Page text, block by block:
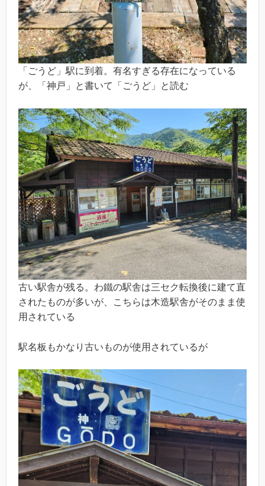
「ごうど」駅に到着。有名すぎる存在になっている
が、「神戸」と書いて「ごうど」と読む
古い駅舎が残る。わ鐵の駅舎は三セク転換後に建て直
されたものが多いが、こちらは木造駅舎がそのまま使
用されている
駅名板もかなり古いものが使用されているが